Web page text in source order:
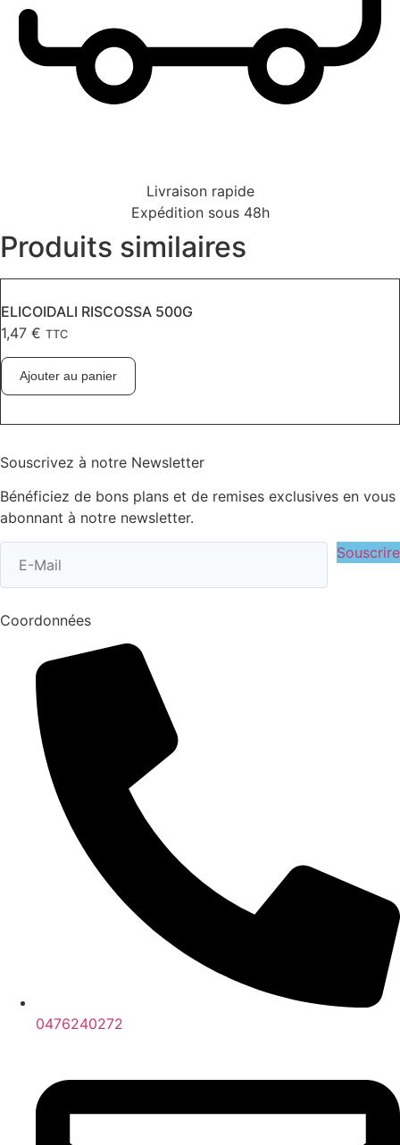
Livraison rapide
Expédition sous 48h
Produits similaires
ELICOIDALI RISCOSSA 500G
1,47 € TTC
Ajouter au panier
Souscrivez à notre Newsletter
Bénéficiez de bons plans et de remises exclusives en vous
abonnant à notre newsletter.
Souscrire
Coordonnées
0476240272